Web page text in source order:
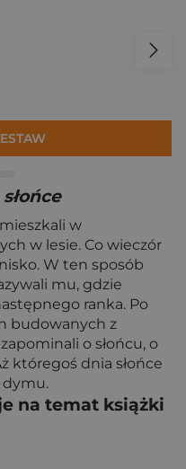
w
w lesie. Co wieczór
W ten sposób
mu, gdzie
ranka. Po
budowanych z
o słońcu, o
któregoś dnia słońce
dymu.
na temat książki